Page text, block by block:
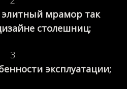
мрамор так
столешниц;
эксплуатации;